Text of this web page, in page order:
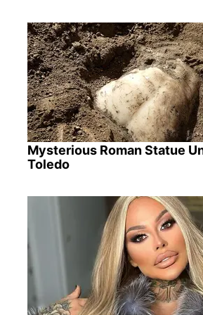
Mysterious Roman Statue
Toledo